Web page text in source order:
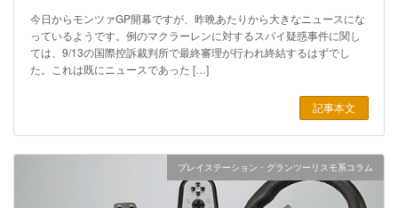
今日からモンツァGP開幕ですが、昨晩あたりから大きなニュースにな
っているようです。例のマクラーレンに対するスパイ疑惑事件に関し
ては、9/13の国際控訴裁判所で最終審理が行われ終結するはずでし
た。これは既にニュースであった […]
記事本文
プレイステーション・グランツーリスモ系コラム